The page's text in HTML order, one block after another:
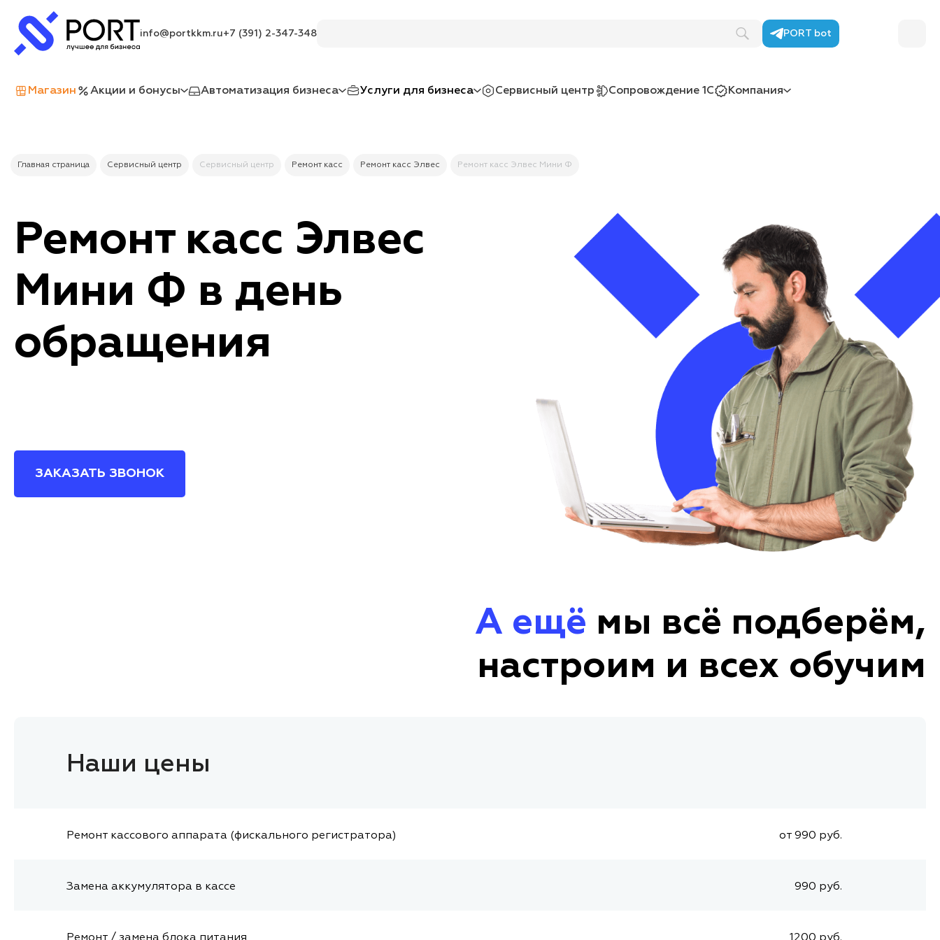
info@portkkm.ru+7 (391) 2-347-348 PORT bot
Магазин Акции и бонусы Автоматизация бизнеса Услуги для бизнеса Сервисный центр Сопровождение 1С Компания
Главная страница Сервисный центр Сервисный центр Ремонт касс Ремонт касс Элвес Ремонт касс Элвес Мини Ф
Ремонт касс Элвес
Мини Ф в день
обращения
ЗАКАЗАТЬ ЗВОНОК
А ещё мы всё подберём,
настроим и всех обучим
Наши цены
Ремонт кассового аппарата (фискального регистратора) от 990 руб.
Замена аккумулятора в кассе 990 руб.